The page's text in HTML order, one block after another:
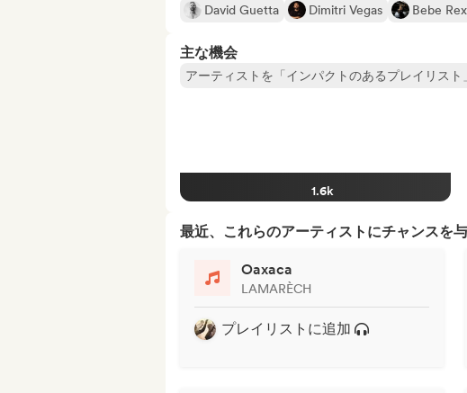
David Guetta Dimitri Vegas Bebe
主な機会
アーティストを「インパクトのあるプレイリスト
1.6k
最近、これらのアーティストにチャンスを
Oaxaca
LAMARÈCH
プレイリストに追加